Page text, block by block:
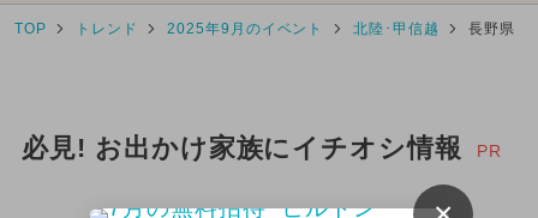
TOP トレンド 2025年9月のイベント 北陸･甲信越 長野県
必見! お出かけ家族にイチオシ情報 PR